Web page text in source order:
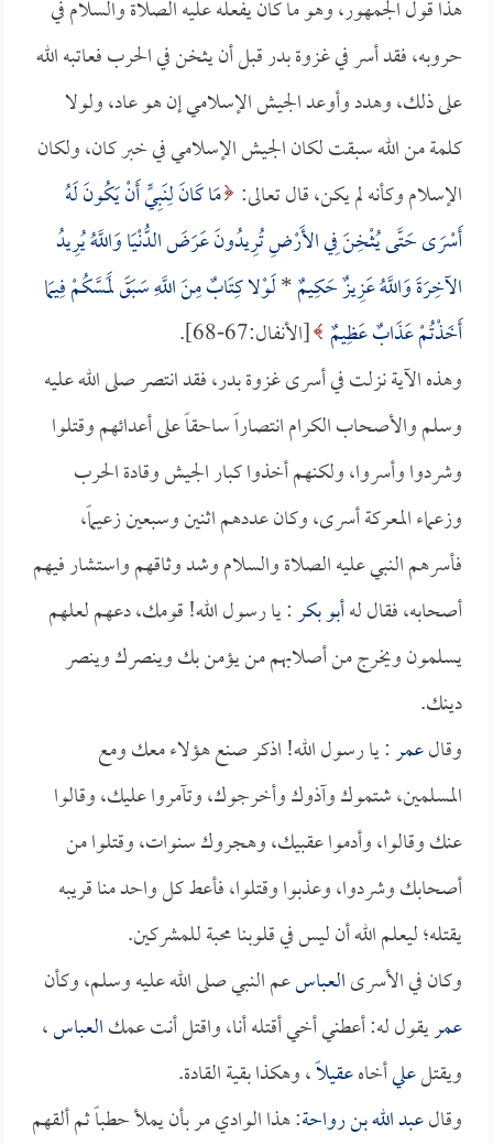
هذا قول الجمهور، وهو ما كان يفعله عليه الصلاة والسلام في
حروبه، فقد أسر في غزوة بدر قبل أن يثخن في الحرب فعاتبه الله
على ذلك، وهدد وأوعد الجيش الإسلامي إن هو عاد، ولولا
كلمة من الله سبقت لكان الجيش الإسلامي في خبر كان، ولكان
الإسلام وكأنه لم يكن، قال تعالى: مَا كَانَ لِنَبِيٍّ أَنْ يَكُونَ لَهُ
أَسْرَى حَتَّى يُثْخِنَ فِي الأَرْضِ تُرِيدُونَ عَرَضَ الدُّنْيَا وَاللَّهُ يُرِيدُ
الآخِرَةَ وَاللَّهُ عَزِيزٌ حَكِيمٌ*لَوْلا كِتَابٌ مِنَ اللَّهِ سَبَقَ لَمَسَّكُمْ فِيمَا
أَخَذْتُمْ عَذَابٌ عَظِيمٌ [الأنفال:67-68].
وهذه الآية نزلت في أسرى غزوة بدر، فقد انتصر صلى الله عليه
وسلم والأصحاب الكرام انتصاراً ساحقاً على أعدائهم وقتلوا
وشردوا وأسروا، ولكنهم أخذوا كبار الجيش وقادة الحرب
وزعماء المعركة أسرى، وكان عددهم اثنين وسبعين زعيماً،
فأسرهم النبي عليه الصلاة والسلام وشد وثاقهم واستشار فيهم
أصحابه، فقال لهأبو بكر: يا رسول الله! قومك، دعهم لعلهم
يسلمون ويخرج من أصلابهم من يؤمن بك وينصرك وينصر
دينك.
وقالعمر: يا رسول الله! اذكر صنع هؤلاء معك ومع
المسلمين، شتموك وآذوك وأخرجوك، وتآمروا عليك، وقالوا
عنك وقالوا، وأدموا عقبيك، وهجروك سنوات، وقتلوا من
أصحابك وشردوا، وعذبوا وقتلوا، فأعط كل واحد منا قريبه
يقتله؛ ليعلم الله أن ليس في قلوبنا محبة للمشركين.
وكان في الأسرىالعباسعم النبي صلى الله عليه وسلم، وكأن
عمريقول له: أعطني أخي أقتله أنا، واقتل أنت عمكالعباس،
ويقتلعليأخاهعقيلاً، وهكذا بقية القادة.
وقالعبد الله بن رواحة: هذا الوادي مر بأن يملأ حطباً ثم ألقهم